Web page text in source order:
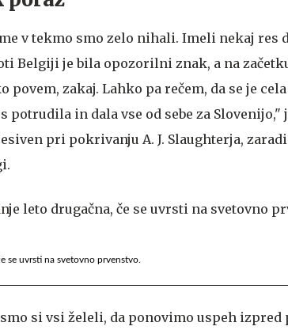
v tekmo smo zelo nihali. Imeli nekaj res
Belgiji je bila opozorilni znak, a na
zakaj. Lahko pa rečem, da se je
in dala vse od sebe za Slovenijo,"
pri pokrivanju A. J. Slaughterja, zaradi
se uvrsti na svetovno prvenstvo.
si vsi želeli, da ponovimo uspeh